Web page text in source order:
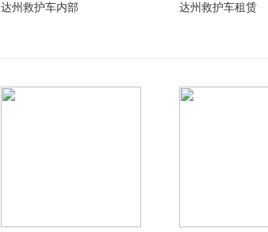
达州救护车内部 达州救护车租赁